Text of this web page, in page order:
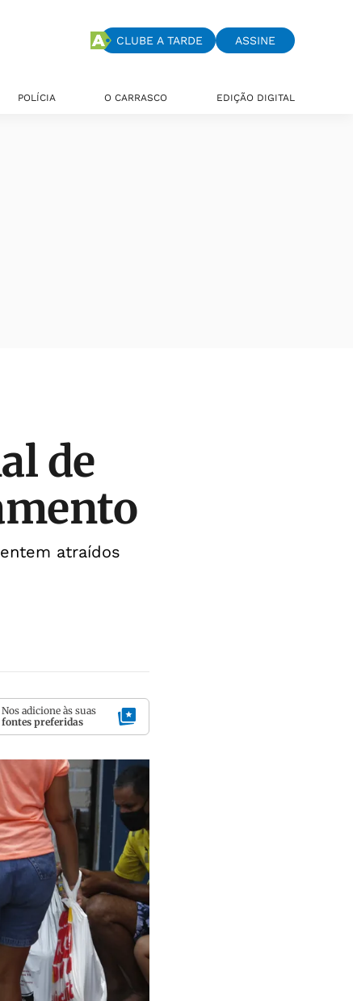
CLUBE A TARDE ASSINE
POLÍCIA O CARRASCO EDIÇÃO DIGITAL
de
atraídos
Nos adicione às suas
fontes preferidas